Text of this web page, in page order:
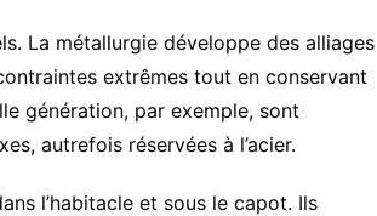
La métallurgie développe des alliages
extrêmes tout en conservant
génération, par exemple, sont
autrefois réservées à l’acier.
l’habitacle et sous le capot. Ils